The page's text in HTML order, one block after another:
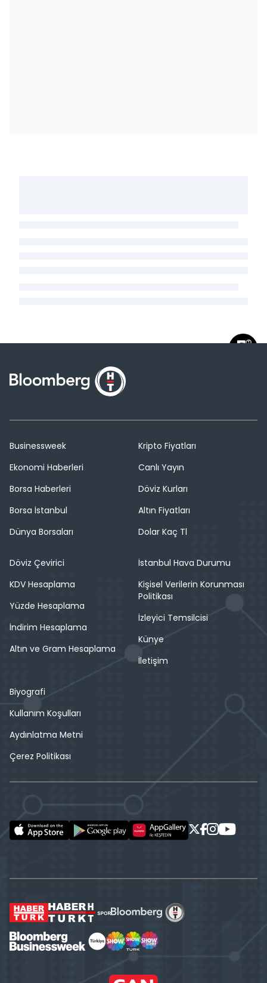
Businessweek
Ekonomi Haberleri
Borsa Haberleri
Borsa İstanbul
Dünya Borsaları
Kripto Fiyatları
Canlı Yayın
Döviz Kurları
Altın Fiyatları
Dolar Kaç Tl
Döviz Çevirici
KDV Hesaplama
Yüzde Hesaplama
İndirim Hesaplama
Altın ve Gram Hesaplama
İstanbul Hava Durumu
Kişisel Verilerin Korunması
Politikası
İzleyici Temsilcisi
Künye
İletişim
Biyografi
Kullanım Koşulları
Aydınlatma Metni
Çerez Politikası